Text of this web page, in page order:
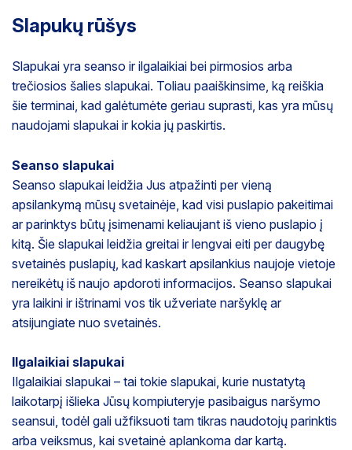
Slapukų rūšys
Slapukai yra seanso ir ilgalaikiai bei pirmosios arba
trečiosios šalies slapukai. Toliau paaiškinsime, ką reiškia
šie terminai, kad galėtumėte geriau suprasti, kas yra mūsų
naudojami slapukai ir kokia jų paskirtis.
Seanso slapukai
Seanso slapukai leidžia Jus atpažinti per vieną
apsilankymą mūsų svetainėje, kad visi puslapio pakeitimai
ar parinktys būtų įsimenami keliaujant iš vieno puslapio į
kitą. Šie slapukai leidžia greitai ir lengvai eiti per daugybę
svetainės puslapių, kad kaskart apsilankius naujoje vietoje
nereikėtų iš naujo apdoroti informacijos. Seanso slapukai
yra laikini ir ištrinami vos tik užveriate naršyklę ar
atsijungiate nuo svetainės.
Ilgalaikiai slapukai
Ilgalaikiai slapukai – tai tokie slapukai, kurie nustatytą
laikotarpį išlieka Jūsų kompiuteryje pasibaigus naršymo
seansui, todėl gali užfiksuoti tam tikras naudotojų parinktis
arba veiksmus, kai svetainė aplankoma dar kartą.